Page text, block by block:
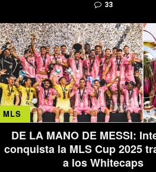
33
MLS
DE LA MANO DE MESSI:
conquista la MLS Cup 2025
a los Whitecaps